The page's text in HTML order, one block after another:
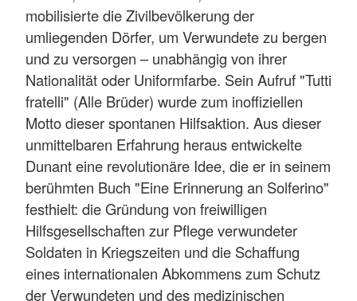
mobilisierte die Zivilbevölkerung der
umliegenden Dörfer, um Verwundete zu bergen
und zu versorgen – unabhängig von ihrer
Nationalität oder Uniformfarbe. Sein Aufruf "Tutti
fratelli" (Alle Brüder) wurde zum inoffiziellen
Motto dieser spontanen Hilfsaktion. Aus dieser
unmittelbaren Erfahrung heraus entwickelte
Dunant eine revolutionäre Idee, die er in seinem
berühmten Buch "Eine Erinnerung an Solferino"
festhielt: die Gründung von freiwilligen
Hilfsgesellschaften zur Pflege verwundeter
Soldaten in Kriegszeiten und die Schaffung
eines internationalen Abkommens zum Schutz
der Verwundeten und des medizinischen